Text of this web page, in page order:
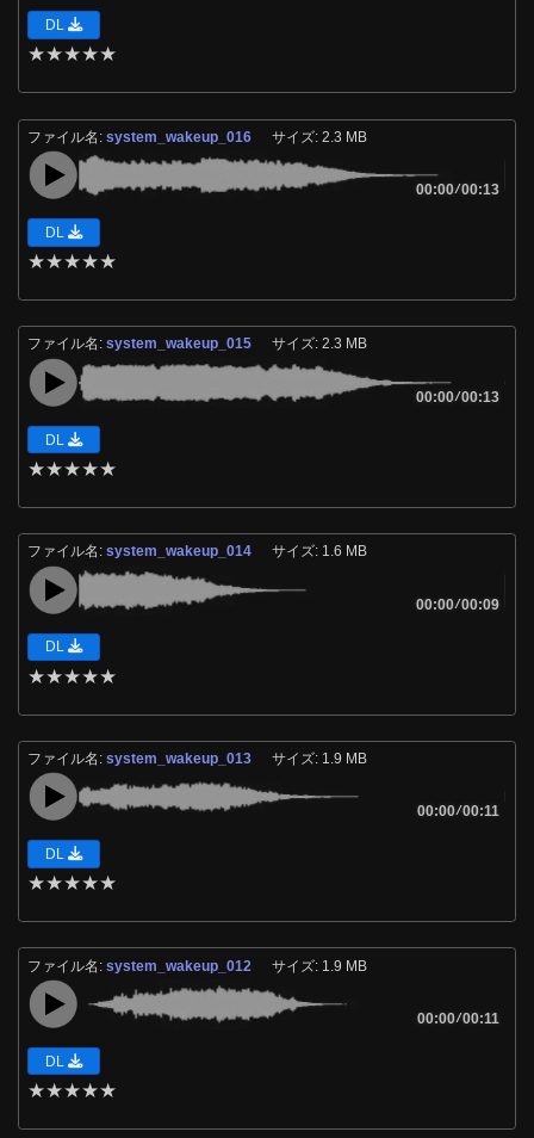
DL
★★★★★
ファイル名:system_wakeup_016 サイズ: 2.3 MB
00:00/00:13
DL
★★★★★
ファイル名:system_wakeup_015 サイズ: 2.3 MB
00:00/00:13
DL
★★★★★
ファイル名:system_wakeup_014 サイズ: 1.6 MB
00:00/00:09
DL
★★★★★
ファイル名:system_wakeup_013 サイズ: 1.9 MB
00:00/00:11
DL
★★★★★
ファイル名:system_wakeup_012 サイズ: 1.9 MB
00:00/00:11
DL
★★★★★